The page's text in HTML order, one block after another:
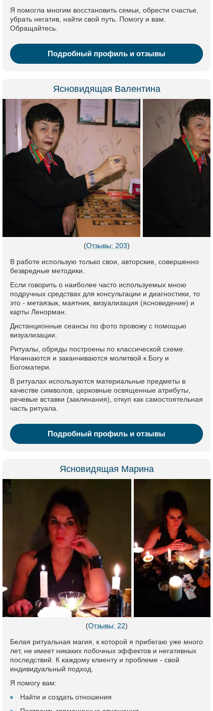
Я помогла многим восстановить семьи, обрести счастье,
убрать негатив, найти свой путь. Помогу и вам.
Обращайтесь.
Подробный профиль и отзывы
Ясновидящая Валентина
(Отзывы: 203)
В работе использую только свои, авторские, совершенно
безвредные методики.
Если говорить о наиболее часто используемых мною
подручных средствах для консультации и диагностики, то
это - метаязык, маятник, визуализация (ясновидение) и
карты Ленорман.
Дистанционные сеансы по фото провожу с помощью
визуализации.
Ритуалы, обряды построены по классической схеме.
Начинаются и заканчиваются молитвой к Богу и
Богоматери.
В ритуалах используются материальные предметы в
качестве символов, церковные освященные атрибуты,
речевые вставки (заклинания), откуп как самостоятельная
часть ритуала.
Подробный профиль и отзывы
Ясновидящая Марина
(Отзывы: 22)
Белая ритуальная магия, к которой я прибегаю уже много
лет, не имеет никаких побочных эффектов и негативных
последствий. К каждому клиенту и проблеме - свой
индивидуальный подход.
Я помогу вам:
Найти и создать отношения